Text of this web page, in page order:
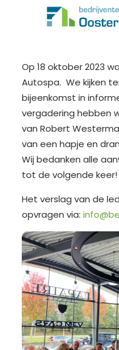
Op 18 oktober 2023
Autospa. We kijken
bijeenkomst in
vergadering hebben
van Robert
van een hapje en
Wij bedanken alle
tot de volgende keer!
Het verslag van de
opvragen via: